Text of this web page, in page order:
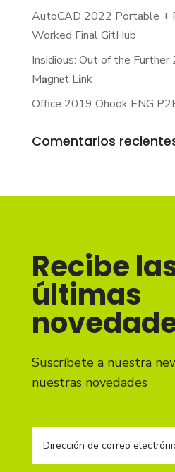
AutoCAD 2022 Portable +
Worked Final GitHub
Insidious: Out of the
M𝐚gn𝐞t L𝐢nk
Office 2019 Ohook ENG
Comentarios
Recibe
últimas
Suscríbete a nuestra
nuestras novedades